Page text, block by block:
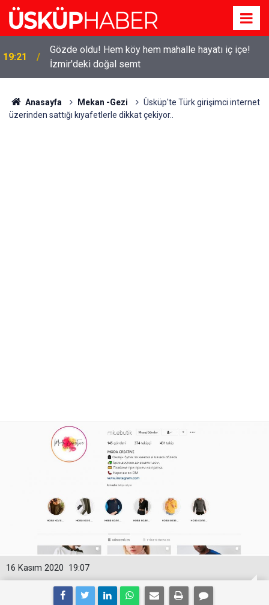
19:21
Gözde oldu! Hem köy hem mahalle hayatı iç içe!
İzmir'deki doğal semt
Anasayfa Mekan -Gezi
Üsküp'te Türk girişimci internet
üzerinden sattığı kıyafetlerle dikkat çekiyor..
19:07
16 Kasım 2020